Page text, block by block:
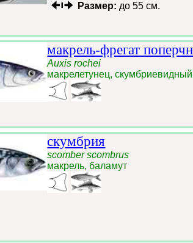
Размер: до 55 см.
макрель-фрегат
Auxis rochei
макрелетунец, скумбриевидный
скумбрия
scomber scombrus
макрель, баламут